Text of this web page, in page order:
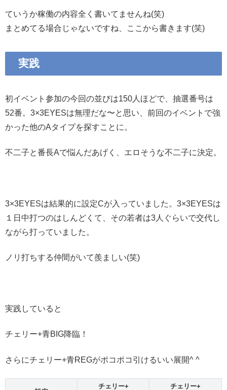
ていうか稼働の内容全く書いてませんね(笑)
まとめてる場合じゃないですね、ここから書きます(笑)
実践
初イベント参加の今回の並びは150人ほどで、抽選番号は
52番。3×3EYESは無理だな〜と思い、前回のイベントで強
かった他のAタイプを探すことに。
不二子と番長Aで悩んだあげく、エロそうな不二子に決定。
3×3EYESは結果的に設定Cが入っていました。3×3EYESは
１日中打つのはしんどくて、その若者は3人ぐらいで交代し
ながら打っていました。
ノリ打ちする仲間がいて羨ましい(笑)
実践していると
チェリー+青BIG降臨！
さらにチェリー+青REGがポコポコ引けるいい展開^ ^
チェリー+ チェリー+